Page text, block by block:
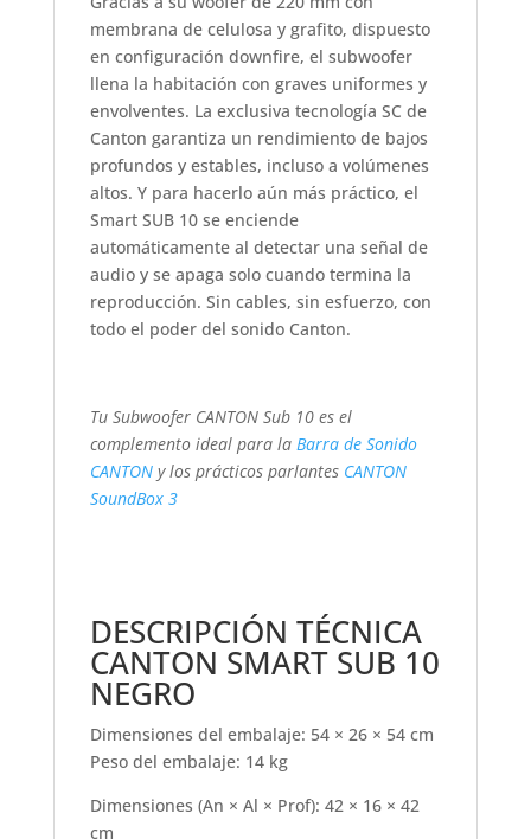
membrana de celulosa y grafito, dispuesto
en configuración downfire, el subwoofer
llena la habitación con graves uniformes y
envolventes. La exclusiva tecnología SC de
Canton garantiza un rendimiento de bajos
profundos y estables, incluso a volúmenes
altos. Y para hacerlo aún más práctico, el
Smart SUB 10 se enciende
automáticamente al detectar una señal de
audio y se apaga solo cuando termina la
reproducción. Sin cables, sin esfuerzo, con
todo el poder del sonido Canton.
Tu Subwoofer CANTON Sub 10 es el
complemento ideal para la Barra de Sonido
CANTONy los prácticos parlantes CANTON
SoundBox 3
DESCRIPCIÓN TÉCNICA
CANTON SMART SUB 10
NEGRO
Dimensiones del embalaje: 54 × 26 × 54 cm
Peso del embalaje: 14 kg
Dimensiones (An × Al × Prof): 42 × 16 × 42
cm